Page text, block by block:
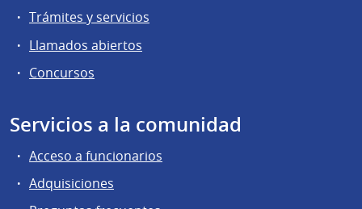
Trámites y servicios
Llamados abiertos
Concursos
Servicios a la comunidad
Acceso a funcionarios
Adquisiciones